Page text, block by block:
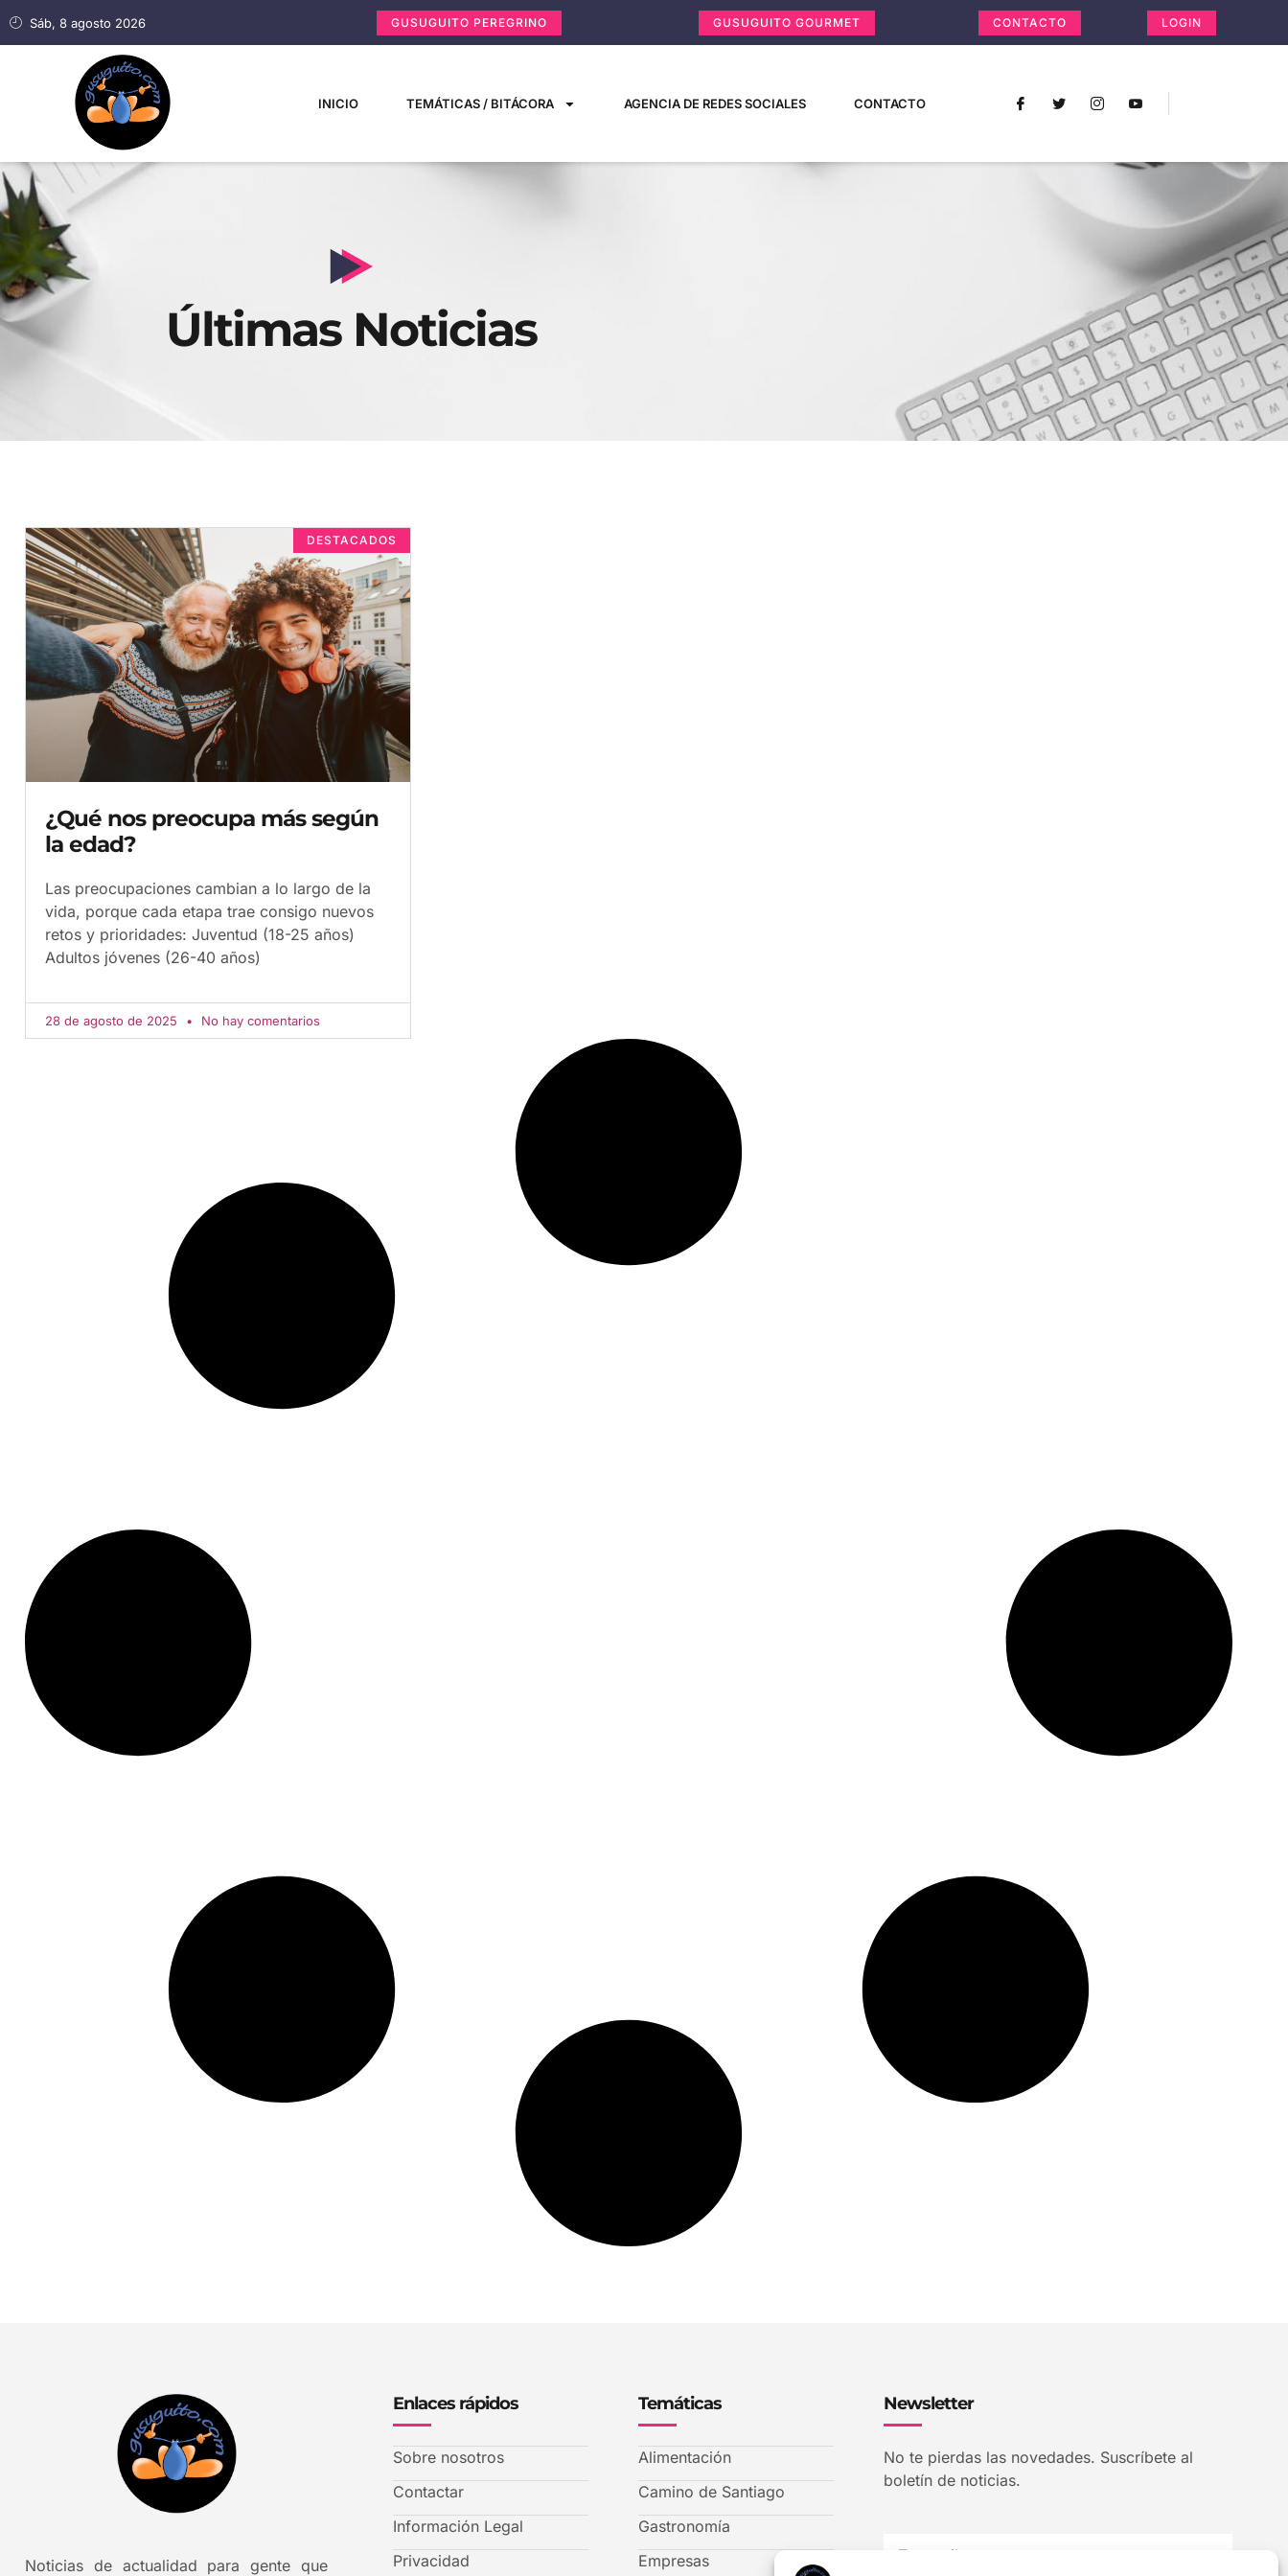
Sáb, 8 agosto 2026 GUSUGUITO PEREGRINO GUSUGUITO GOURMET CONTACTO LOGIN
INICIO TEMÁTICAS / BITÁCORA AGENCIA DE REDES SOCIALES CONTACTO
Últimas Noticias
DESTACADOS
¿Qué nos preocupa más según
la edad?
Las preocupaciones cambian a lo largo de la
vida, porque cada etapa trae consigo nuevos
retos y prioridades: Juventud (18-25 años)
Adultos jóvenes (26-40 años)
28 de agosto de 2025 No hay comentarios
Noticias de actualidad para gente que
Enlaces rápidos
Sobre nosotros
Contactar
Información Legal
Privacidad
Temáticas
Alimentación
Camino de Santiago
Gastronomía
Empresas
Newsletter
No te pierdas las novedades. Suscríbete al
boletín de noticias.